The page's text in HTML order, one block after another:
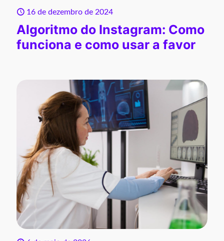
16 de dezembro de 2024
Algoritmo do Instagram: Como
funciona e como usar a favor